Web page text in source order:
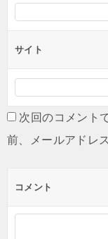
サイト
次回のコメント
前、メールアドレ
コメント